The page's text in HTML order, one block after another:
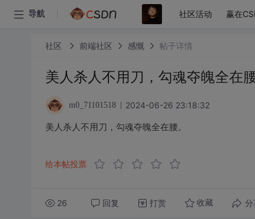
导航 社区活动 赢在
社区 前端社区 感慨 帖子详情
美人杀人不用刀，勾魂夺魄全在腰
m0_71101518 2024-06-26 23:18:32
美人杀人不用刀，勾魂夺魄全在腰。
给本帖投票
26 回复 打赏 收藏 分